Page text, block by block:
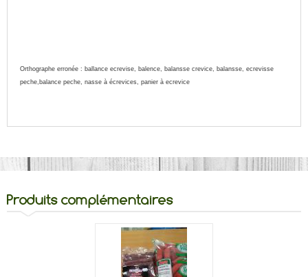
Orthographe erronée : ballance ecrevise, balence, balansse crevice, balansse,ecrevisse
peche,balance peche, nasse à écrevices, panier à ecrevice
Produits complémentaires